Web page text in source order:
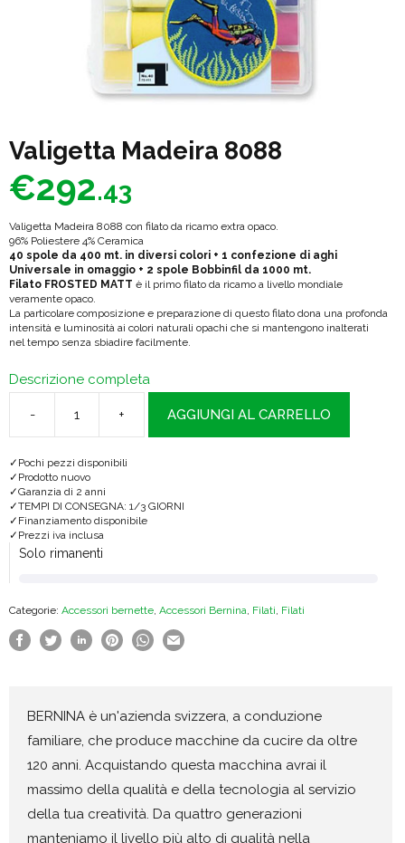
Valigetta Madeira 8088
€292.43
Valigetta Madeira 8088 con filato da ricamo extra opaco.
96% Poliestere 4% Ceramica
40 spole da 400 mt. in diversi colori + 1 confezione di aghi
Universale in omaggio + 2 spole Bobbinfil da 1000 mt.
Filato FROSTED MATT è il primo filato da ricamo a livello mondiale
veramente opaco.
La particolare composizione e preparazione di questo filato dona una profonda
intensità e luminosità ai colori naturali opachi che si mantengono inalterati
nel tempo senza sbiadire facilmente.
Descrizione completa
- + AGGIUNGI AL CARRELLO
Pochi pezzi disponibili
Prodotto nuovo
Garanzia di 2 anni
TEMPI DI CONSEGNA: 1/3 GIORNI
Finanziamento disponibile
Prezzi iva inclusa
Solo rimanenti
Categorie: Accessori bernette, Accessori Bernina, Filati, Filati
BERNINA è un'azienda svizzera, a conduzione
familiare, che produce macchine da cucire da oltre
120 anni. Acquistando questa macchina avrai il
massimo della qualità e della tecnologia al servizio
della tua creatività. Da quattro generazioni
manteniamo il livello più alto di qualità nella